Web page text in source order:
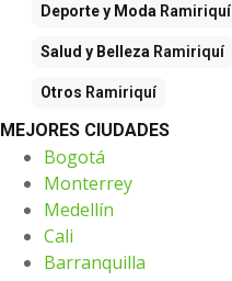
Deporte y Moda Ramiriquí
Salud y Belleza Ramiriquí
Otros Ramiriquí
MEJORES CIUDADES
Bogotá
Monterrey
Medellín
Cali
Barranquilla